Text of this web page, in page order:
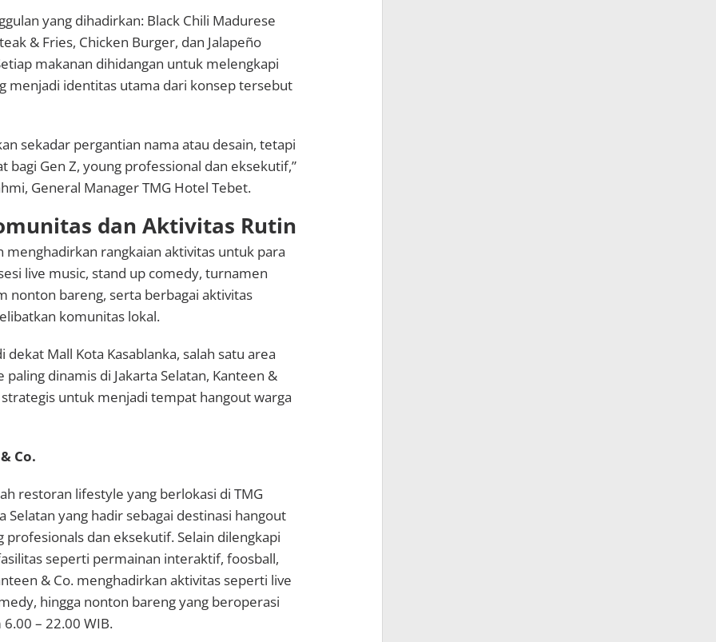
yang dihadirkan: Black Chili Madurese
& Fries, Chicken Burger, dan Jalapeño
makanan dihidangan untuk melengkapi
menjadi identitas utama dari konsep tersebut
sekadar pergantian nama atau desain, tetapi
bagi Gen Z, young professional dan eksekutif,”
General Manager TMG Hotel Tebet.
dan Aktivitas Rutin
menghadirkan rangkaian aktivitas untuk para
live music, stand up comedy, turnamen
nonton bareng, serta berbagai aktivitas
komunitas lokal.
dekat Mall Kota Kasablanka, salah satu area
dinamis di Jakarta Selatan, Kanteen &
untuk menjadi tempat hangout warga
Co.
restoran lifestyle yang berlokasi di TMG
Selatan yang hadir sebagai destinasi hangout
profesionals dan eksekutif. Selain dilengkapi
seperti permainan interaktif, foosball,
& Co. menghadirkan aktivitas seperti live
hingga nonton bareng yang beroperasi
– 22.00 WIB.